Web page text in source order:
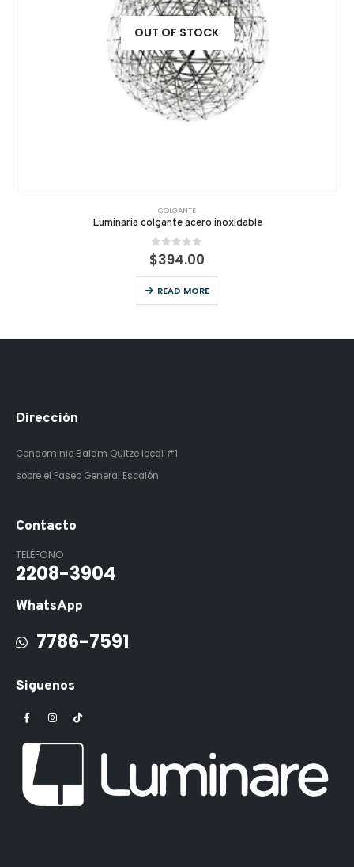
OUT OF STOCK
COLGANTE
Luminaria colgante acero inoxidable
0 out of 5
$394.00
READ MORE
Dirección
Condominio Balam Quitze local #1
sobre el Paseo General Escalón
Contacto
TELÉFONO
2208-3904
WhatsApp
7786-7591
Siguenos